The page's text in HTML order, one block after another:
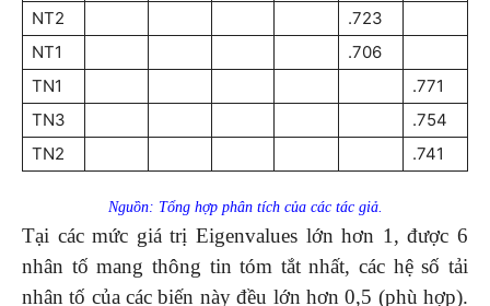
NT2
.723
NT1
.706
TN1
.771
TN3
.754
TN2
.741
Nguồn: Tổng hợp phân tích của các tác giả.
Tại các mức giá trị Eigenvalues lớn hơn 1, được 6
nhân tố mang thông tin tóm tắt nhất, các hệ số tải
nhân tố của các biến này đều lớn hơn 0,5 (phù hợp).